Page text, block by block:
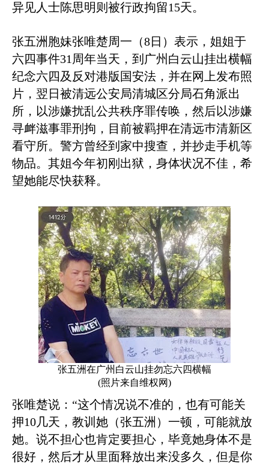
异见人士陈思明则被行政拘留15天。
张五洲胞妹张唯楚周一（8日）表示，姐姐于
六四事件31 周年当天，到广州白云山挂出横幅
纪念六四及反对港版国安法，并在网上发布照
片，翌日被清远公安局清城区分局石角派出
所，以涉嫌扰乱公共秩序罪传唤，然后以涉嫌
寻衅滋事罪刑拘，目前被羁押在清远巿清新区
看守所。警方曾经到家中搜查，并抄走手机等
物品。其姐今年初刚出狱，身体状况不佳，希
望她能尽快获释。
张五洲在广州白云山挂勿忘六四横幅
(照片来自维权网)
张唯楚说：“这个情况说不准的，也有可能关
押10几天，教训她（张五洲）一顿，可能就放
她。说不担心也肯定要担心，毕竟她身体不是
很好，然后才从里面释放出来没多久，但是你